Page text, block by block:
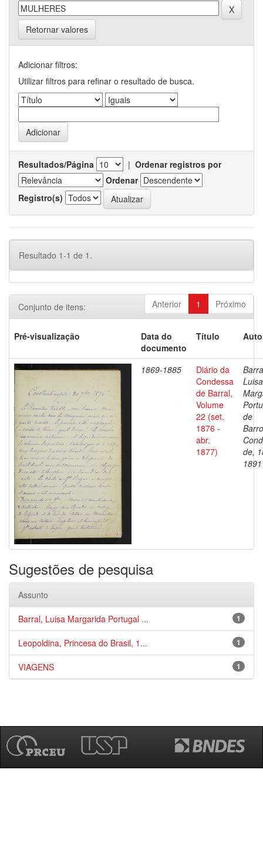
Retornar valores
Adicionar filtros:
Utilizar filtros para refinar o resultado de busca.
Resultados/Página | Ordenar registros por
Ordenar
Registro(s)
Resultado 1-1 de 1.
Anterior 1 Próximo
Conjunto de itens:
Pré-visualização
Data do
documento
Título
1869-1885
Diário da
Condessa
de Barral,
Volume
22 (set.
1876 -
abr.
1877)
Luisa
de
de,
1891
Sugestões de pesquisa
Assunto
1
Barral, Luisa Margarida Portugal ...
1
Leopoldina, Princesa do Brasil, 1...
1
VIAGENS